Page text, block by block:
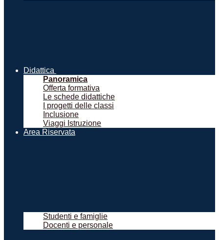
Didattica
Panoramica
Offerta formativa
Le schede didattiche
I progetti delle classi
Inclusione
Viaggi Istruzione
Area Riservata
Studenti e famiglie
Docenti e personale